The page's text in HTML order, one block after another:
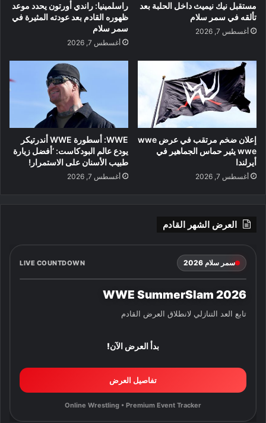
مستقبل نيك نيميث داخل الحلبة بعد
تألقه في سمر سلام
أغسطس 7, 2026
راسلمينيا: راندي أورتون يحدد موعد
ظهوره القادم بعد عودته المثيرة في
سمر سلام
أغسطس 7, 2026
إعلان ضخم مرتقب في عرض wwe
wwe يثير حماس الجماهير في
أيرلندا
أغسطس 7, 2026
WWE: أسطورة WWE أندرتيكر
يودع عالم البودكاست: ‘أفضل زيارة
طبيب الأسنان على الاستمرار!
أغسطس 7, 2026
العرض الشهر القادم
سمر سلام 2026 LIVE COUNTDOWN
WWE SummerSlam 2026
تابع العد التنازلي لانطلاق العرض القادم
بدأ العرض الآن!
تفاصيل العرض
Online Wrestling • Premium Event Tracker